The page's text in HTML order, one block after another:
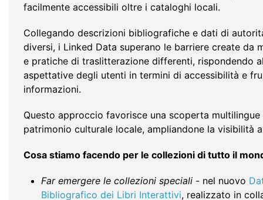
facilmente accessibili oltre i cataloghi locali.
Collegando descrizioni bibliografiche e dati di
diversi, i Linked Data superano le barriere create da
e pratiche di traslitterazione differenti, rispondendo
aspettative degli utenti in termini di accessibilità e
informazioni.
Questo approccio favorisce una scoperta
patrimonio culturale locale, ampliandone la visibilità
Cosa stiamo facendo per le collezioni di tutto il
Far emergere le collezioni speciali - nel nuovo
Bibliografico dei Libri Interattivi, realizzato in